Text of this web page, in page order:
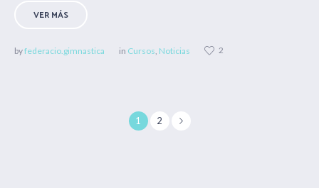
VER MÁS
byfederacio.gimnastica in Cursos Noticias 2
1 2